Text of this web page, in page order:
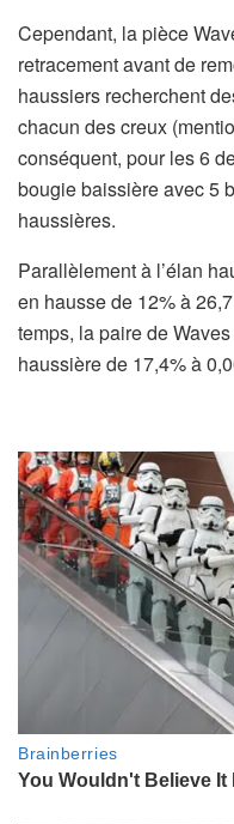
Cependant, la pièce
retracement avant de
haussiers recherchent
chacun des creux
conséquent, pour les 6
bougie baissière avec 5
haussières.
Parallèlement à l’élan
en hausse de 12% à
temps, la paire de
haussière de 17,4% à